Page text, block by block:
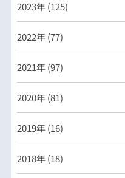
2023年 (125)
2022年 (77)
2021年 (97)
2020年 (81)
2019年 (16)
2018年 (18)